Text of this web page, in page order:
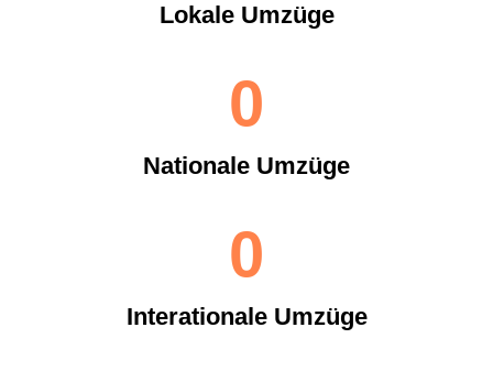
Lokale Umzüge
Nationale Umzüge
0
Interationale Umzüge
0